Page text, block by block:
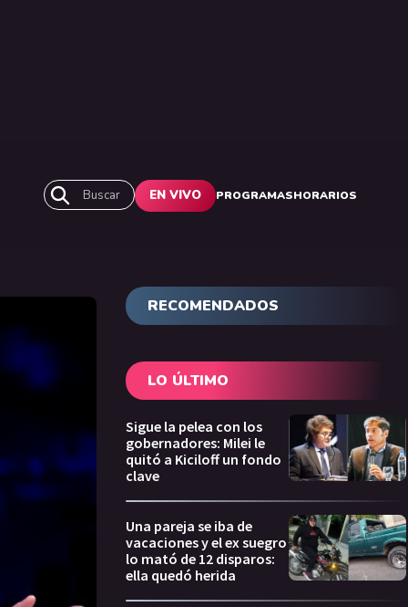
Buscar EN VIVO PROGRAMASHORARIOS
RECOMENDADOS
LO ÚLTIMO
Sigue la pelea con los
gobernadores: Milei le
quitó a Kiciloff un fondo
clave
Una pareja se iba de
vacaciones y el ex suegro
lo mató de 12 disparos:
ella quedó herida